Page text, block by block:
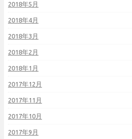
2018年5月
2018年4月
2018年3月
2018年2月
2018年1月
2017年12月
2017年11月
2017年10月
2017年9月